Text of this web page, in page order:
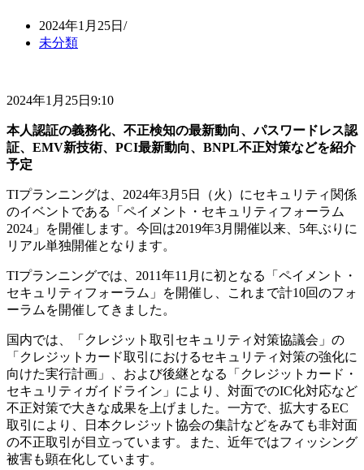
2024年1月25日
未分類
2024年1月25日9:10
本人認証の義務化、不正検知の最新動向、パスワードレス認
証、EMV新技術、PCI最新動向、BNPL不正対策などを紹介
予定
TIプランニングは、2024年3月5日（火）にセキュリティ関係
のイベントである「ペイメント・セキュリティフォーラム
2024」を開催します。今回は2019年3月開催以来、5年ぶりに
リアル単独開催となります。
TIプランニングでは、2011年11月に初となる「ペイメント・
セキュリティフォーラム」を開催し、これまで計10回のフォ
ーラムを開催してきました。
国内では、「クレジット取引セキュリティ対策協議会」の
「クレジットカード取引におけるセキュリティ対策の強化に
向けた実行計画」、および後継となる「クレジットカード・
セキュリティガイドライン」により、対面でのIC化対応など
不正対策で大きな成果を上げました。一方で、拡大するEC
取引により、日本クレジット協会の集計などをみても非対面
の不正取引が目立っています。また、近年ではフィッシング
被害も顕在化しています。